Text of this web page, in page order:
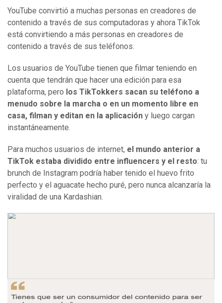
YouTube convirtió a muchas personas en creadores de
contenido a través de sus computadoras y ahora TikTok
está convirtiendo a más personas en creadores de
contenido a través de sus teléfonos.
Los usuarios de YouTube tienen que filmar teniendo en
cuenta que tendrán que hacer una edición para esa
plataforma, pero los TikTokkers sacan su teléfono a
menudo sobre la marcha o en un momento libre en
casa, filman y editan en la aplicación y luego cargan
instantáneamente.
Para muchos usuarios de internet, el mundo anterior a
TikTok estaba dividido entre influencers y el resto: tu
brunch de Instagram podría haber tenido el huevo frito
perfecto y el aguacate hecho puré, pero nunca alcanzaría la
viralidad de una Kardashian.